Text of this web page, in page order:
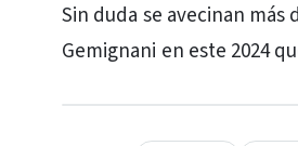
Sin duda se avecinan
Gemignani en este 2024